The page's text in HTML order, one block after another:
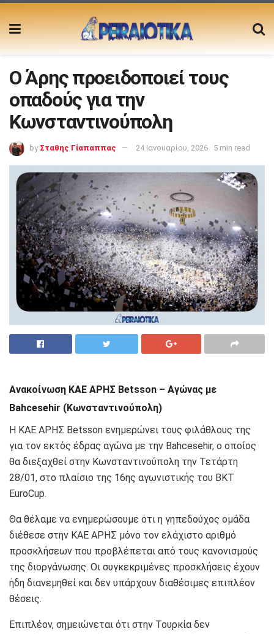
Ο Άρης προειδοποιεί τους
οπαδούς για την
Κωνσταντινούπολη
by Σταθης Γίαπαππας 24 Ιανουαρίου, 2026 5 min read
Ανακοίνωση ΚΑΕ ΑΡΗΣ Betsson – Αγώνας με
Bahcesehir (Κωνσταντινούπολη)
Η ΚΑΕ ΑΡΗΣ Betsson ενημερώνει τους φιλάθλους της
για τον εκτός έδρας αγώνα με την Bahcesehir, ο οποίος
θα διεξαχθεί στην Κωνσταντινούπολη την Τετάρτη
28/01, στο πλαίσιο της 16ης αγωνιστικής του BKT
EuroCup.
Θα θέλαμε να ενημερώσουμε ότι η γηπεδούχος ομάδα
διέθεσε στην ΚΑΕ ΑΡΗΣ μόνο τον ελάχιστο αριθμό
προσκλήσεων που προβλέπεται από τους κανονισμούς
της διοργάνωσης. Οι συγκεκριμένες προσκλήσεις έχουν
ήδη διανεμηθεί και δεν υπάρχουν διαθέσιμες επιπλέον
θέσεις.
Επιπλέον, σημειώνεται ότι στην Τουρκία δεν